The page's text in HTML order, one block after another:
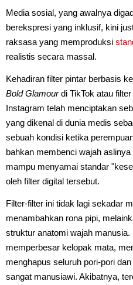
Media sosial, yang awalnya
berekspresi yang inklusif, kini
raksasa yang memproduksi
realistis secara massal.
Kehadiran filter pintar berbasis
Bold Glamourdi TikTok atau
Instagram telah menciptakan
yang dikenal di dunia medis
sebuah kondisi ketika
bahkan membenci wajah
mampu menyamai standar
oleh filter digital tersebut.
Filter-filter ini tidak lagi sekadar
menambahkan rona pipi,
struktur anatomi wajah
memperbesar kelopak mata,
menghapus seluruh pori-pori
sangat manusiawi. Akibatnya,